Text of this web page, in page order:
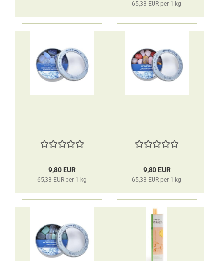
65,33 EUR per 1 kg
9,80 EUR
65,33 EUR per 1 kg
9,80 EUR
65,33 EUR per 1 kg